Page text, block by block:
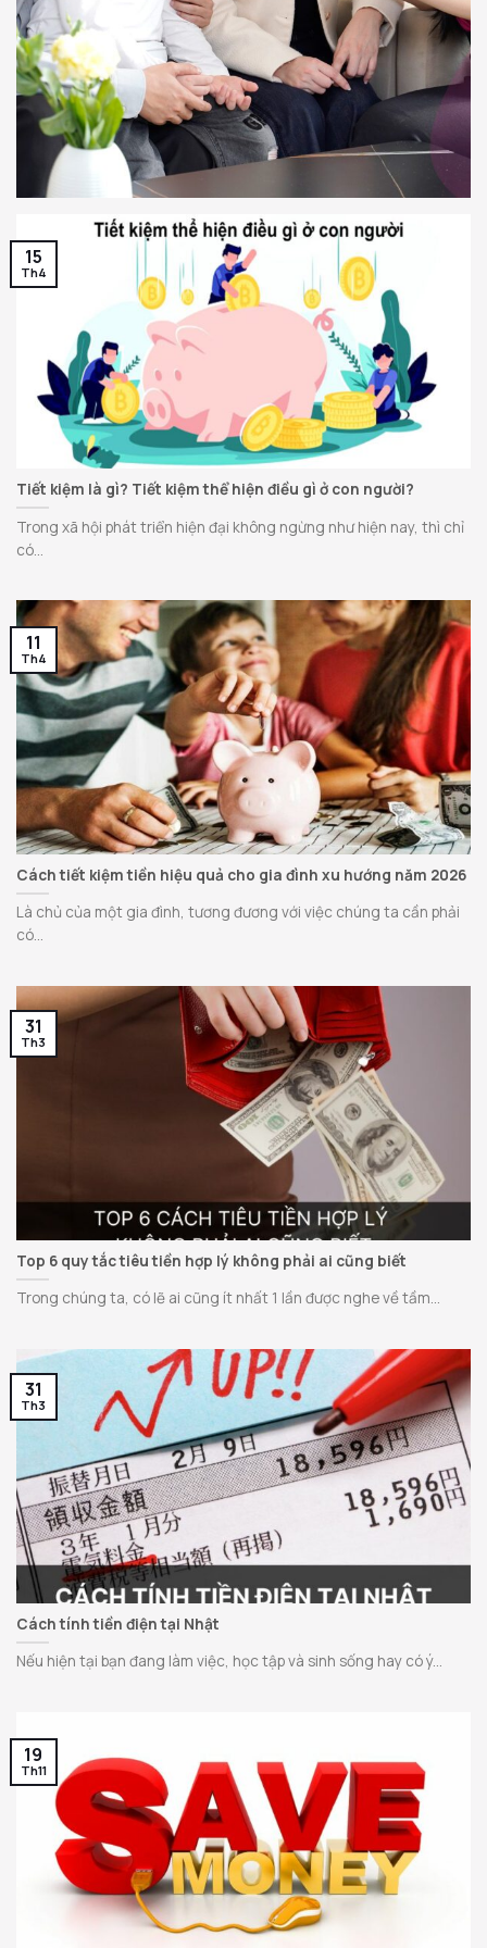
Tiết kiệm là gì? Tiết kiệm thể hiện điều gì ở con người?
Trong xã hội phát triển hiện đại không ngừng như hiện nay, thì chỉ
có...
15
Th4
Cách tiết kiệm tiền hiệu quả cho gia đình xu hướng năm 2026
Là chủ của một gia đình, tương đương với việc chúng ta cần phải
có...
11
Th4
Top 6 quy tắc tiêu tiền hợp lý không phải ai cũng biết
Trong chúng ta, có lẽ ai cũng ít nhất 1 lần được nghe về tầm...
31
Th3
Cách tính tiền điện tại Nhật
Nếu hiện tại bạn đang làm việc, học tập và sinh sống hay có ý...
31
Th3
19
Th11